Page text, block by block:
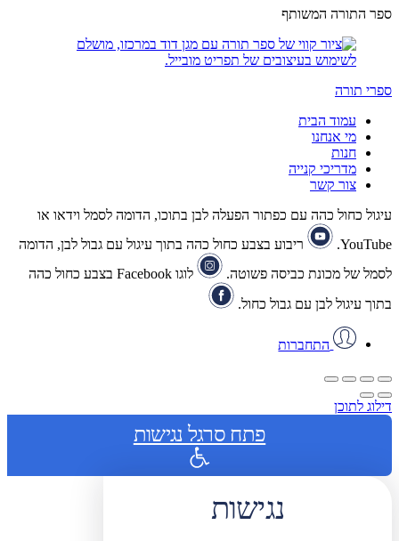
ספר התורה המשותף
ספרי תורה
עמוד הבית
מי אנחנו
חנות
מדריכי קנייה
צור קשר
עיגול כחול כהה עם כפתור הפעלה לבן בתוכו, הדומה לסמל וידאו או
YouTube.
ריבוע בצבע כחול כהה בתוך עיגול עם גבול לבן, הדומה
לסמל של מכונת כביסה פשוטה.
לוגו Facebook בצבע כחול כהה
בתוך עיגול לבן עם גבול כחול.
התחברות
דילוג לתוכן
פתח סרגל נגישות
נגישות